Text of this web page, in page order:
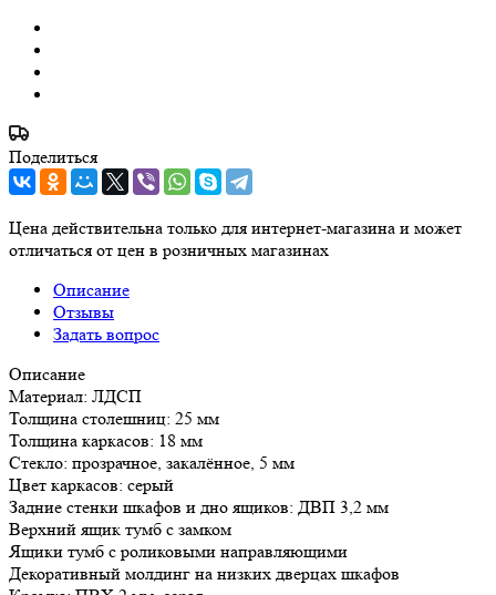
Поделиться
Цена действительна только для интернет-магазина и может
отличаться от цен в розничных магазинах
Описание
Отзывы
Задать вопрос
Описание
Материал: ЛДСП
Толщина столешниц: 25 мм
Толщина каркасов: 18 мм
Стекло: прозрачное, закалённое, 5 мм
Цвет каркасов: серый
Задние стенки шкафов и дно ящиков: ДВП 3,2 мм
Верхний ящик тумб с замком
Ящики тумб с роликовыми направляющими
Декоративный молдинг на низких дверцах шкафов